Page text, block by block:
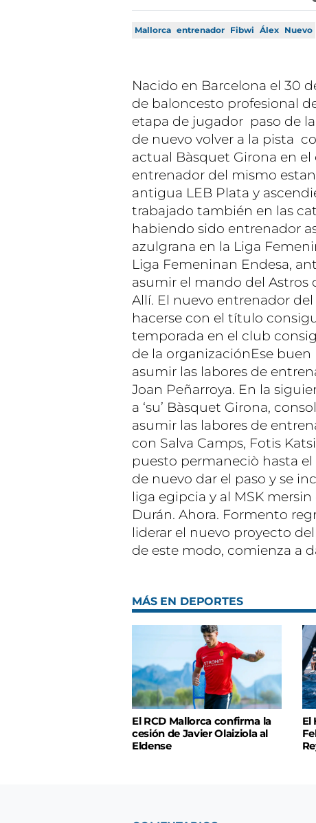
Mallorca entrenador Fibwi Álex Nuevo
Nacido en Barcelona el 30
de baloncesto profesional
etapa de jugador paso de
de nuevo volver a la pista
actual Bàsquet Girona en
entrenador del mismo
antigua LEB Plata y
trabajado también en las
habiendo sido entrenador
azulgrana en la Liga
Liga Femeninan Endesa,
asumir el mando del Astros
Allí. El nuevo entrenador
hacerse con el título
temporada en el club
de la organizaciónEse buen
asumir las labores de
Joan Peñarroya. En la
a ‘su’ Bàsquet Girona,
asumir las labores de
con Salva Camps, Fotis
puesto permaneciò hasta
de nuevo dar el paso y se
liga egipcia y al MSK
Durán. Ahora. Formento
liderar el nuevo proyecto
de este modo, comienza a
MÁS EN DEPORTES
El RCD Mallorca confirma la
cesión de Javier Olaiziola al
Eldense
El